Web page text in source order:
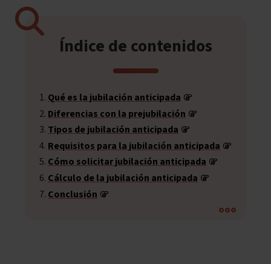
Índice de contenidos
Qué es la jubilación anticipada
Diferencias con la prejubilación
Tipos de jubilación anticipada
Requisitos para la jubilación anticipada
Cómo solicitar jubilación anticipada
Cálculo de la jubilación anticipada
Conclusión